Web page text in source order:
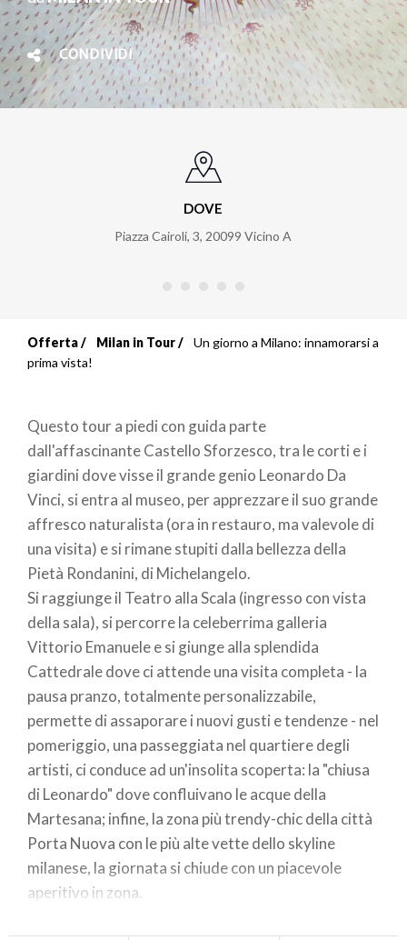
CONDIVIDI
DOVE
Piazza Cairoli, 3, 20099 Vicino A
Briciole
pane
Offerta Milan in Tour
Un giorno a Milano: innamorarsi a
prima vista!
Questo tour a piedi con guida parte
dall'affascinante Castello Sforzesco, tra le corti e i
giardini dove visse il grande genio Leonardo Da
Vinci, si entra al museo, per apprezzare il suo grande
affresco naturalista (ora in restauro, ma valevole di
una visita) e si rimane stupiti dalla bellezza della
Pietà Rondanini, di Michelangelo.
Si raggiunge il Teatro alla Scala (ingresso con vista
della sala), si percorre la celeberrima galleria
Vittorio Emanuele e si giunge alla splendida
Cattedrale dove ci attende una visita completa - la
pausa pranzo, totalmente personalizzabile,
permette di assaporare i nuovi gusti e tendenze - nel
pomeriggio, una passeggiata nel quartiere degli
artisti, ci conduce ad un'insolita scoperta: la "chiusa
di Leonardo" dove confluivano le acque della
Martesana; infine, la zona più trendy-chic della città
Porta Nuova con le più alte vette dello skyline
milanese, la giornata si chiude con un piacevole
aperitivo in zona.